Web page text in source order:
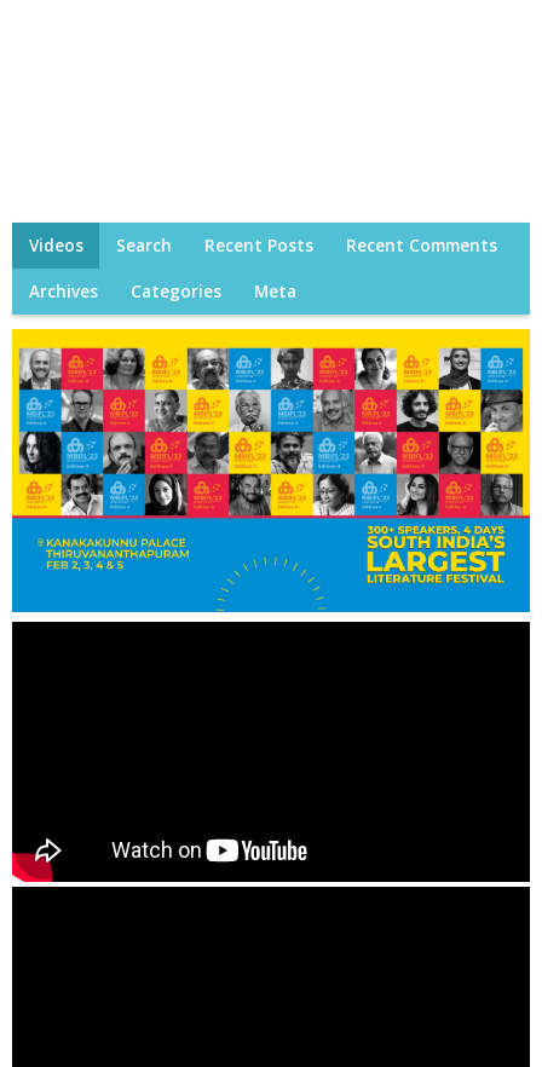
Videos Search Recent Posts Recent Comments
Archives Categories Meta